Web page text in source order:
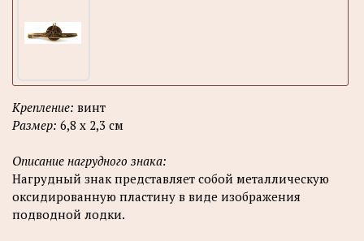
Крепление: винт
Размер: 6,8 х 2,3 см
Описание нагрудного знака:
Нагрудный знак представляет собой металлическую
оксидированную пластину в виде изображения
подводной лодки.